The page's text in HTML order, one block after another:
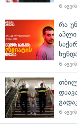
6
რა
6
6